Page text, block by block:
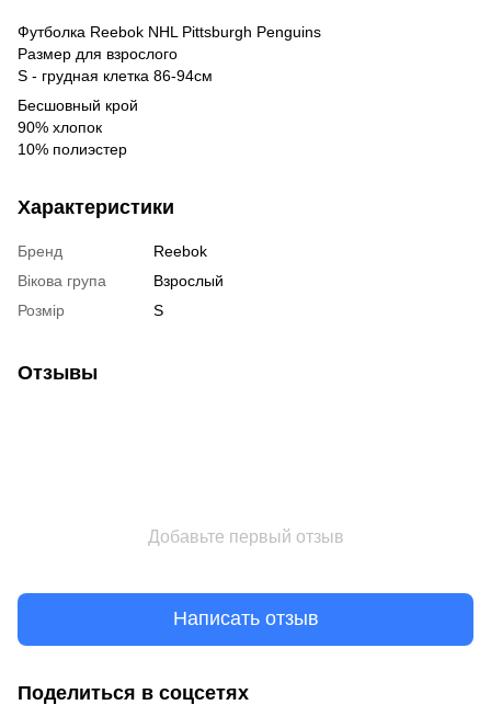
Футболка Reebok NHL Pittsburgh Penguins
Размер для взрослого
S - грудная клетка 86-94см
Бесшовный крой
90% хлопок
10% полиэстер
Характеристики
Бренд
Reebok
Вікова група
Взрослый
Розмір
S
Отзывы
Добавьте первый отзыв
Написать отзыв
Поделиться в соцсетях